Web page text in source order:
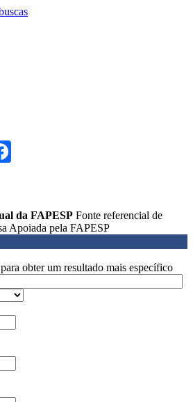
da FAPESP Fonte referencial de
Apoiada pela FAPESP
obter um resultado mais específico